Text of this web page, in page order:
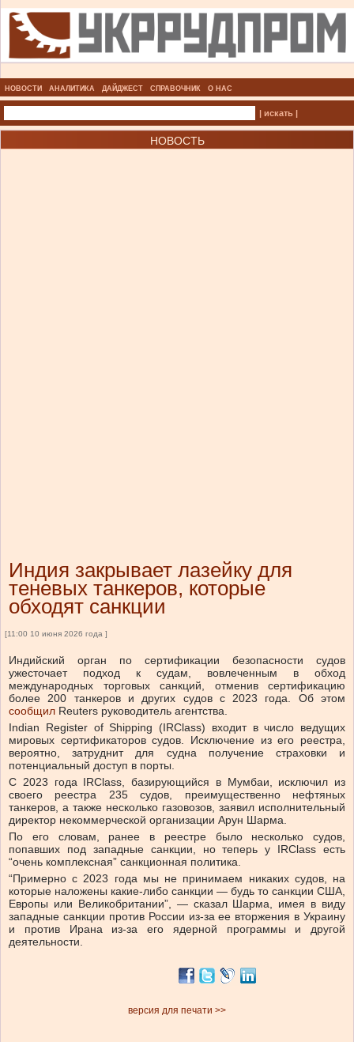
НОВОСТИ АНАЛИТИКА ДАЙДЖЕСТ СПРАВОЧНИК О НАС
| искать |
НОВОСТЬ
Индия закрывает лазейку для
теневых танкеров, которые
обходят санкции
[11:00 10 июня 2026 года ]
Индийский орган по сертификации безопасности судов
ужесточает подход к судам, вовлеченным в обход
международных торговых санкций, отменив сертификацию
более 200 танкеров и других судов с 2023 года. Об этом
сообщил Reuters руководитель агентства.
Indian Register of Shipping (IRClass) входит в число ведущих
мировых сертификаторов судов. Исключение из его реестра,
вероятно, затруднит для судна получение страховки и
потенциальный доступ в порты.
С 2023 года IRClass, базирующийся в Мумбаи, исключил из
своего реестра 235 судов, преимущественно нефтяных
танкеров, а также несколько газовозов, заявил исполнительный
директор некоммерческой организации Арун Шарма.
По его словам, ранее в реестре было несколько судов,
попавших под западные санкции, но теперь у IRClass есть
“очень комплексная” санкционная политика.
“Примерно с 2023 года мы не принимаем никаких судов, на
которые наложены какие-либо санкции — будь то санкции США,
Европы или Великобритании”, — сказал Шарма, имея в виду
западные санкции против России из-за ее вторжения в Украину
и против Ирана из-за его ядерной программы и другой
деятельности.
версия для печати >>